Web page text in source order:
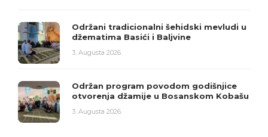
Održani tradicionalni šehidski mevludi u
džematima Basići i Baljvine
3. Augusta 2026.
Održan program povodom godišnjice
otvorenja džamije u Bosanskom Kobašu
3. Augusta 2026.